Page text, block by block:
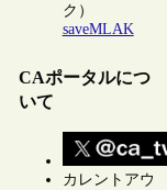
ク）
saveMLAK
CAポータルにつ
いて
カレントアウ